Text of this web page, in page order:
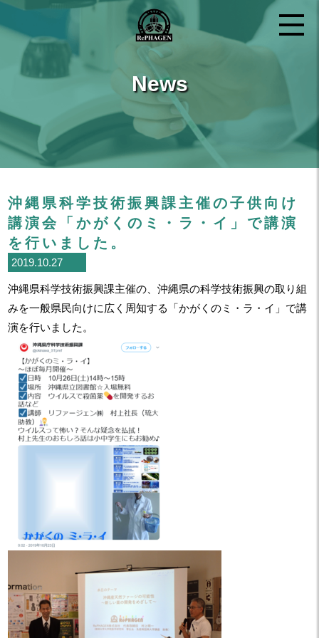
News
沖縄県科学技術振興課主催の子供向け
講演会「かがくのミ・ラ・イ」で講演
を行いました。
2019.10.27
沖縄県科学技術振興課主催の、沖縄県の科学技術振興の取り組
みを一般県民向けに広く周知する「かがくのミ・ラ・イ」で講
演を行いました。